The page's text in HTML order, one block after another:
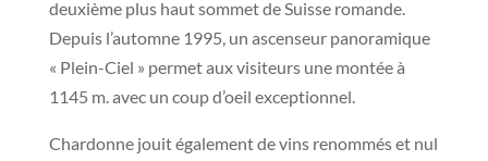
deuxième plus haut sommet de Suisse romande.
Depuis l’automne 1995, un ascenseur panoramique
« Plein-Ciel » permet aux visiteurs une montée à
1145 m. avec un coup d’oeil exceptionnel.
Chardonne jouit également de vins renommés et nul